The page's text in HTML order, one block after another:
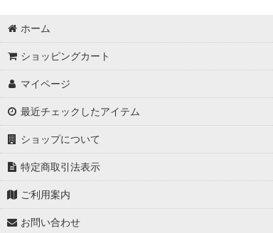
ホーム
ショッピングカート
マイページ
最近チェックしたアイテム
ショップについて
特定商取引法表示
ご利用案内
お問い合わせ